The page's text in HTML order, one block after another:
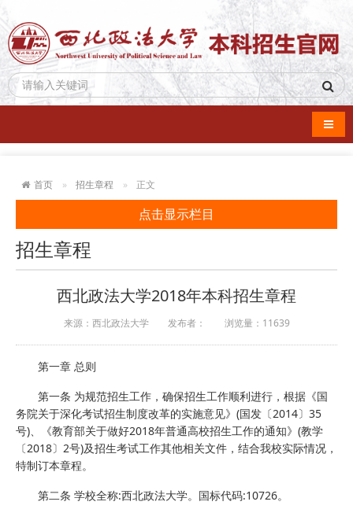
导航
首页 招生章程 正文
点击显示栏目
招生章程
西北政法大学2018年本科招生章程
来源：西北政法大学 发布者： 浏览量： 11639
第一章 总则
第一条 为规范招生工作，确保招生工作顺利进行，根据《国
务院关于深化考试招生制度改革的实施意见》(国发〔2014〕35
号)、《教育部关于做好2018年普通高校招生工作的通知》(教学
〔2018〕2号)及招生考试工作其他相关文件，结合我校实际情况，
特制订本章程。
第二条 学校全称:西北政法大学。国标代码:10726。